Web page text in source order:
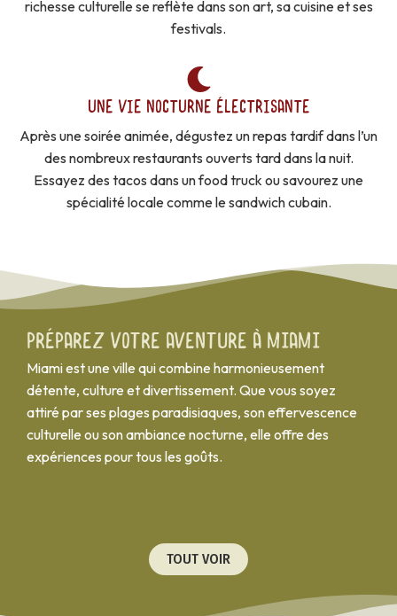
richesse culturelle se reflète dans son art, sa cuisine et ses
festivals.
UNE VIE NOCTURNE ÉLECTRISANTE
Après une soirée animée, dégustez un repas tardif dans l’un
des nombreux restaurants ouverts tard dans la nuit.
Essayez des tacos dans un food truck ou savourez une
spécialité locale comme le sandwich cubain.
Préparez votre aventure à Miami
Miami est une ville qui combine harmonieusement
détente, culture et divertissement. Que vous soyez
attiré par ses plages paradisiaques, son effervescence
culturelle ou son ambiance nocturne, elle offre des
expériences pour tous les goûts.
TOUT VOIR